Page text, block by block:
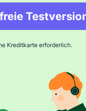
In neuem
Kreditkarte erforderlich.